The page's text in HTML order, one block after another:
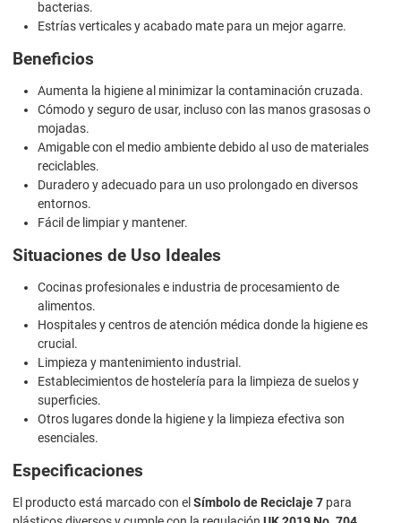
bacterias.
Estrías verticales y acabado mate para un mejor agarre.
Beneficios
Aumenta la higiene al minimizar la contaminación cruzada.
Cómodo y seguro de usar, incluso con las manos grasosas o
mojadas.
Amigable con el medio ambiente debido al uso de materiales
reciclables.
Duradero y adecuado para un uso prolongado en diversos
entornos.
Fácil de limpiar y mantener.
Situaciones de Uso Ideales
Cocinas profesionales e industria de procesamiento de
alimentos.
Hospitales y centros de atención médica donde la higiene es
crucial.
Limpieza y mantenimiento industrial.
Establecimientos de hostelería para la limpieza de suelos y
superficies.
Otros lugares donde la higiene y la limpieza efectiva son
esenciales.
Especificaciones
El producto está marcado con el Símbolo de Reciclaje 7 para